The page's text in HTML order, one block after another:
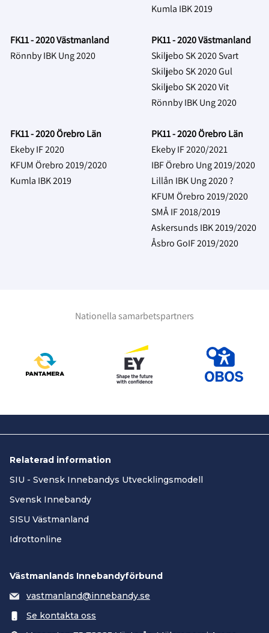
Kumla IBK 2019
FK11 - 2020 Västmanland
PK11 - 2020 Västmanland
Rönnby IBK Ung 2020
Skiljebo SK 2020 Svart
Skiljebo SK 2020 Gul
Skiljebo SK 2020 Vit
Rönnby IBK Ung 2020
FK11 - 2020 Örebro Län
PK11 - 2020 Örebro Län
Ekeby IF 2020
Ekeby IF 2020/2021
KFUM Örebro 2019/2020
IBF Örebro Ung 2019/2020
Kumla IBK 2019
Lillån IBK Ung 2020 ?
KFUM Örebro 2019/2020
SMÅ IF 2018/2019
Askersunds IBK 2019/2020
Åsbro GoIF 2019/2020
Nationella samarbetspartners
Relaterad information
SIU - Svensk Innebandys Utvecklingsmodell
Svensk Innebandy
SISU Västmanland
Idrottonline
Västmanlands Innebandyförbund
vastmanland@innebandy.se
Se kontakta oss